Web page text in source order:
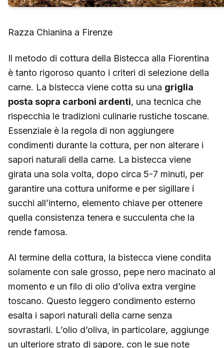
Razza Chianina a Firenze
Il metodo di cottura della Bistecca alla Fiorentina
è tanto rigoroso quanto i criteri di selezione della
carne. La bistecca viene cotta su una griglia
posta sopra carboni ardenti, una tecnica che
rispecchia le tradizioni culinarie rustiche toscane.
Essenziale è la regola di non aggiungere
condimenti durante la cottura, per non alterare i
sapori naturali della carne. La bistecca viene
girata una sola volta, dopo circa 5-7 minuti, per
garantire una cottura uniforme e per sigillare i
succhi all’interno, elemento chiave per ottenere
quella consistenza tenera e succulenta che la
rende famosa.
Al termine della cottura, la bistecca viene condita
solamente con sale grosso, pepe nero macinato al
momento e un filo di olio d’oliva extra vergine
toscano. Questo leggero condimento esterno
esalta i sapori naturali della carne senza
sovrastarli. L’olio d’oliva, in particolare, aggiunge
un ulteriore strato di sapore, con le sue note